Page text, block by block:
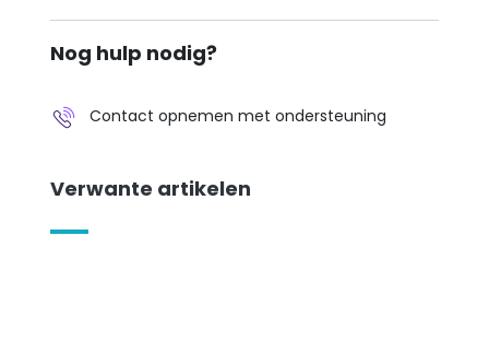
Nog hulp nodig?
Contact opnemen met ondersteuning
Verwante artikelen